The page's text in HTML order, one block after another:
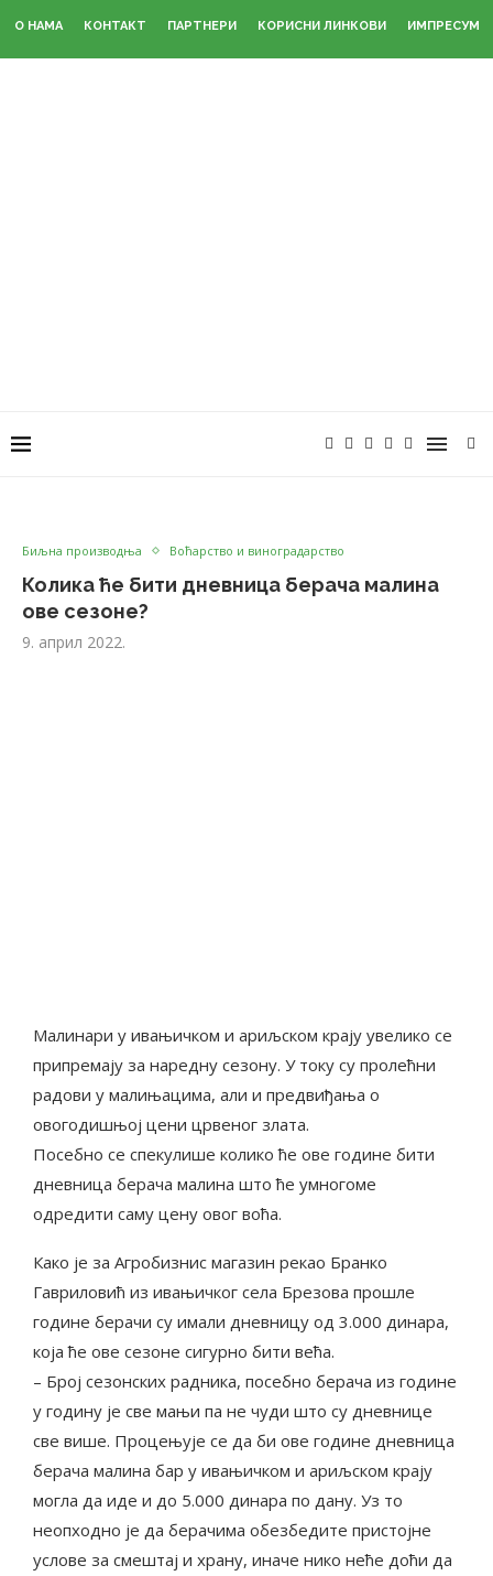
О НАМА КОНТАКТ ПАРТНЕРИ КОРИСНИ ЛИНКОВИ ИМПРЕСУМ
Биљна производња Воћарство и виноградарство
Колика ће бити дневница берача малина
ове сезоне?
9. април 2022.
Малинари у ивањичком и ариљском крају увелико се
припремају за наредну сезону. У току су пролећни
радови у малињацима, али и предвиђања о
овогодишњој цени црвеног злата.
Посебно се спекулише колико ће ове године бити
дневница берача малина што ће умногоме
одредити саму цену овог воћа.
Како је за Агробизнис магазин рекао Бранко
Гавриловић из ивањичког села Брезова прошле
године берачи су имали дневницу од 3.000 динара,
која ће ове сезоне сигурно бити већа.
– Број сезонских радника, посебно берача из године
у годину је све мањи па не чуди што су дневнице
све више. Процењује се да би ове године дневница
берача малина бар у ивањичком и ариљском крају
могла да иде и до 5.000 динара по дану. Уз то
неопходно је да берачима обезбедите пристојне
услове за смештај и храну, иначе нико неће доћи да